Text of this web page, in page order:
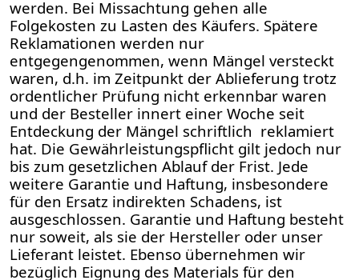
werden. Bei Missachtung gehen alle
Folgekosten zu Lasten des Käufers. Spätere
Reklamationen werden nur
entgegengenommen, wenn Mängel versteckt
waren, d.h. im Zeitpunkt der Ablieferung trotz
ordentlicher Prüfung nicht erkennbar waren
und der Besteller innert einer Woche seit
Entdeckung der Mängel schriftlich reklamiert
hat. Die Gewährleistungspflicht gilt jedoch nur
bis zum gesetzlichen Ablauf der Frist. Jede
weitere Garantie und Haftung, insbesondere
für den Ersatz indirekten Schadens, ist
ausgeschlossen. Garantie und Haftung besteht
nur soweit, als sie der Hersteller oder unser
Lieferant leistet. Ebenso übernehmen wir
bezüglich Eignung des Materials für den